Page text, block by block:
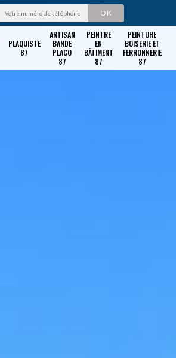
PLAQUISTE
87
ARTISAN
BANDE
PLACO
87
PEINTRE
EN
BÂTIMENT
87
PEINTURE
BOISERIE ET
FERRONNERIE
87